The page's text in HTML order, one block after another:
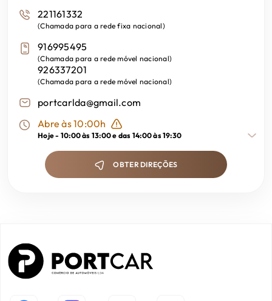
Tecnologia eléctrica
Travão de Mão Eléctrico
6 Airbags
221161332
(Chamada para a rede fixa nacional)
916995495
(Chamada para a rede móvel nacional)
926337201
(Chamada para a rede móvel nacional)
portcarlda@gmail.com
Abre às 10:00h
Hoje - 10:00 às 13:00 e das 14:00 às 19:30
OBTER DIREÇÕES